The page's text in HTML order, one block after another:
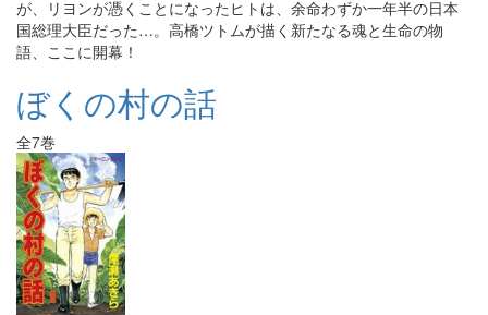
が、リヨンが憑くことになったヒトは、余命わずか一年半の日本
国総理大臣だった…。高橋ツトムが描く新たなる魂と生命の物
語、ここに開幕！
ぼくの村の話
全7巻